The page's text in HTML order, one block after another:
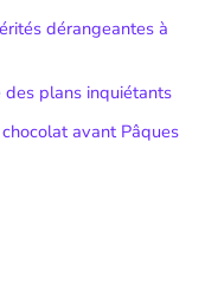
dérangeantes à
plans inquiétants
avant Pâques